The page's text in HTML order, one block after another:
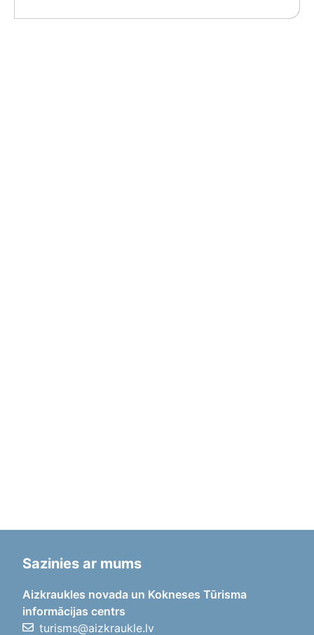
Sazinies ar mums
Aizkraukles novada un Kokneses Tūrisma
informācijas centrs
turisms@aizkraukle.lv